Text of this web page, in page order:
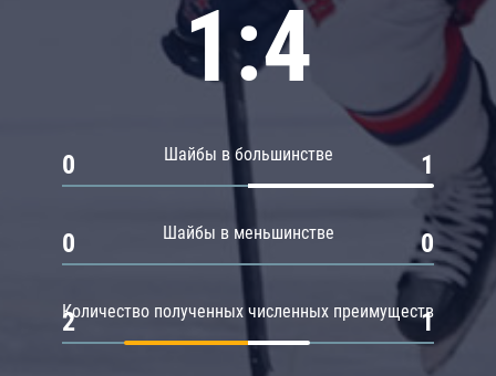
1:4
Шайбы в большинстве
0 1
Шайбы в меньшинстве
0 0
Количество полученных численных преимуществ
2 1